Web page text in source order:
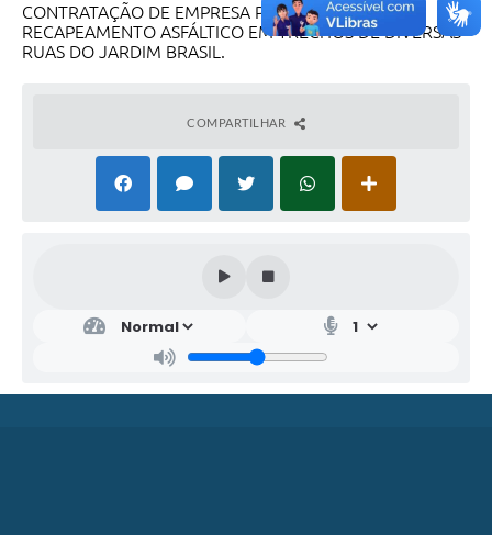
CONTRATAÇÃO DE EMPRESA PARA EXECUÇÃO DE
RECAPEAMENTO ASFÁLTICO EM TRECHOS DE DIVERSAS
RUAS DO JARDIM BRASIL.
COMPARTILHAR